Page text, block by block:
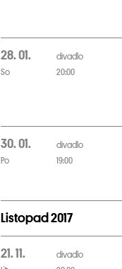
28. 01.
So
divadlo
20:00
30. 01.
Po
divadlo
19:00
Listopad 2017
21. 11.
divadlo